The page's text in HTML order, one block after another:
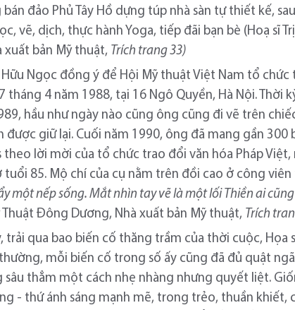
bán đảo Phủ Tây Hồ dựng túp nhà sàn tự thiết kế,
vẽ, dịch, thực hành Yoga, tiếp đãi bạn bè (Hoạ sĩ
xuất bản Mỹ thuật, Trích trang 33)
Hữu Ngọc đồng ý để Hội Mỹ thuật Việt Nam tổ
tháng 4 năm 1988, tại 16 Ngô Quyền, Hà Nội. Thời
hầu như ngày nào cũng ông cũng đi vẽ trên
được giữ lại. Cuối năm 1990, ông đã mang gần
theo lời mời của tổ chức trao đổi văn hóa Pháp
tuổi 85. Mộ chí của cụ nằm trên đồi cao ở công
một nếp sống. Mắt nhìn tay vẽ là một lối Thiền ai
Thuật Đông Dương, Nhà xuất bản Mỹ thuật, Trích
trải qua bao biến cố thăng trầm của thời cuộc,
mỗi biến cố trong số ấy cũng đã đủ quật
sâu thẳm một cách nhẹ nhàng nhưng quyết liệt.
- thứ ánh sáng mạnh mẽ, trong trẻo, thuần khiết,